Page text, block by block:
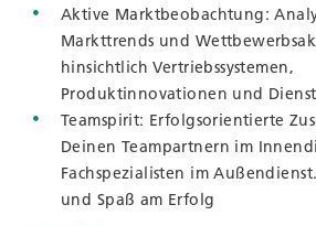
Aktive Marktbeobachtung:
Markttrends und
hinsichtlich Vertriebssystemen,
Produktinnovationen und
Teamspirit: Erfolgsorientierte
Deinen Teampartnern im
Fachspezialisten im
und Spaß am Erfolg